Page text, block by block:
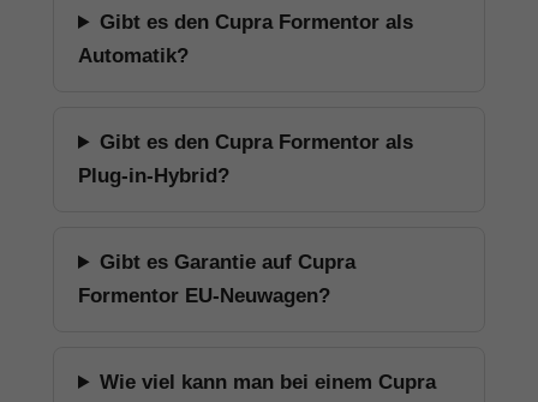
Gibt es den Cupra Formentor als
Automatik?
Gibt es den Cupra Formentor als
Plug-in-Hybrid?
Gibt es Garantie auf Cupra
Formentor EU-Neuwagen?
Wie viel kann man bei einem Cupra